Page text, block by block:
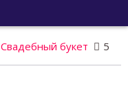
Свадебный букет 5